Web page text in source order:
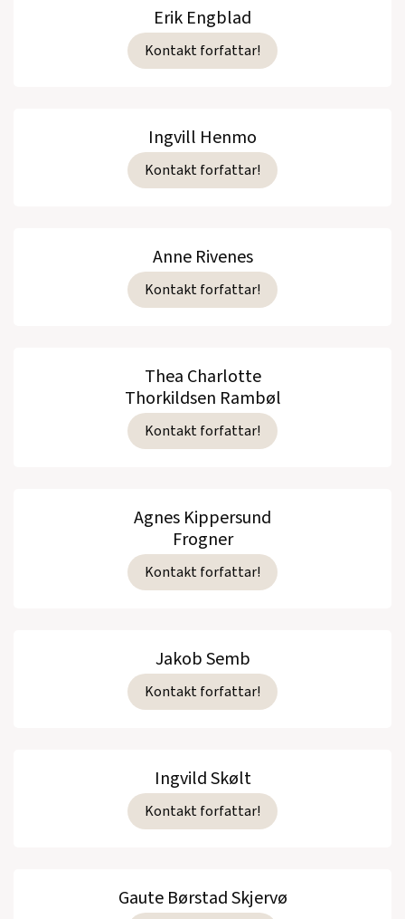
Erik Engblad
Kontakt forfattar!
Ingvill Henmo
Kontakt forfattar!
Anne Rivenes
Kontakt forfattar!
Thea Charlotte
Thorkildsen Rambøl
Kontakt forfattar!
Agnes Kippersund
Frogner
Kontakt forfattar!
Jakob Semb
Kontakt forfattar!
Ingvild Skølt
Kontakt forfattar!
Gaute Børstad Skjervø